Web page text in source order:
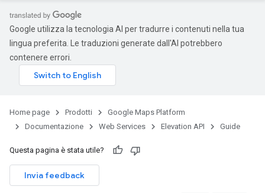
Google utilizza la tecnologia AI per tradurre i contenuti nella tua
lingua preferita. Le traduzioni generate dall'AI potrebbero
contenere errori.
Home page Prodotti
Google Maps Platform
Documentazione
Web Services Elevation API Guide
Questa pagina è stata utile?
Invia feedback